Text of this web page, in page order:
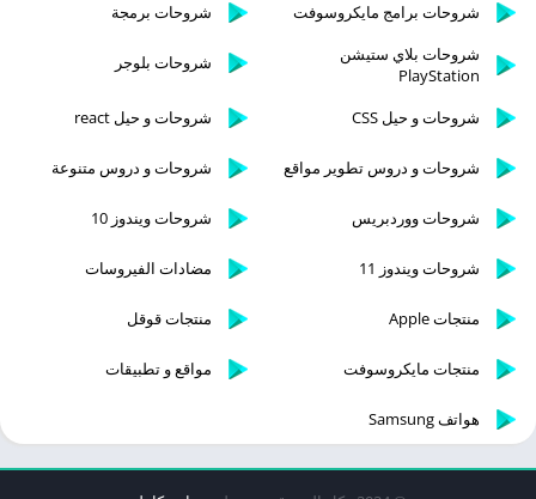
شروحات برامج مايكروسوفت
شروحات برمجة
شروحات بلاي ستيشن
PlayStation
شروحات بلوجر
شروحات و حيل CSS شروحات و حيل react
شروحات و دروس تطوير مواقع شروحات و دروس متنوعة
شروحات ووردبريس شروحات ويندوز 10
شروحات ويندوز 11 مضادات الفيروسات
منتجات Apple منتجات قوقل
منتجات مايكروسوفت مواقع و تطبيقات
هواتف Samsung